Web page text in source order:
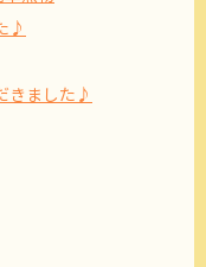
♪
きました♪